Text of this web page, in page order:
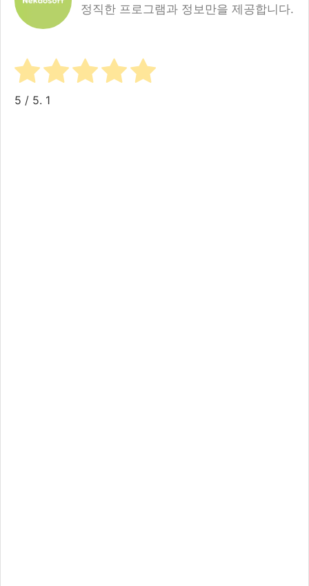
정직한 프로그램과 정보만을 제공합니다.
5 / 5. 1